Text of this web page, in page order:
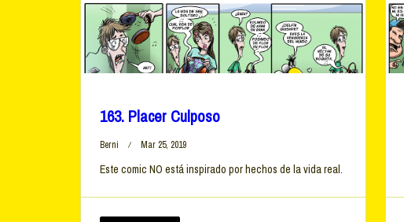
163. Placer Culposo
Berni Mar 25, 2019
Este comic NO está inspirado por hechos de la vida real.